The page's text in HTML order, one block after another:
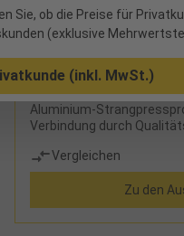
Arbeitshöhe 6,00m
beidseitig begehbar, 3-
Aluminium-
Verbindung durch
Vergleichen
Zu den
Sie, ob die Preise für
(exklusive
(inkl. MwSt.)